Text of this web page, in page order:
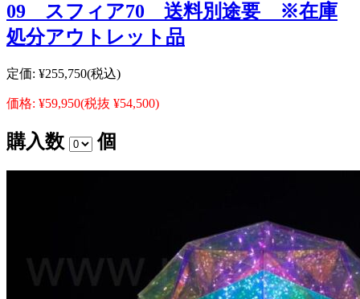
09 スフィア70 送料別途要 ※在庫
処分アウトレット品
定価: ¥255,750(税込)
価格: ¥59,950(税抜 ¥54,500)
購入数 個